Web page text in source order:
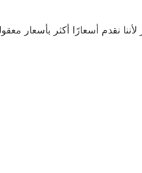
لأننا نقدم أسعارًا أكثر بأسعار